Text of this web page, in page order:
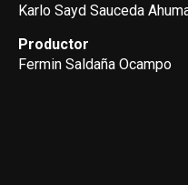
Karlo Sayd Sauceda
Productor
Fermin Saldaña Ocampo